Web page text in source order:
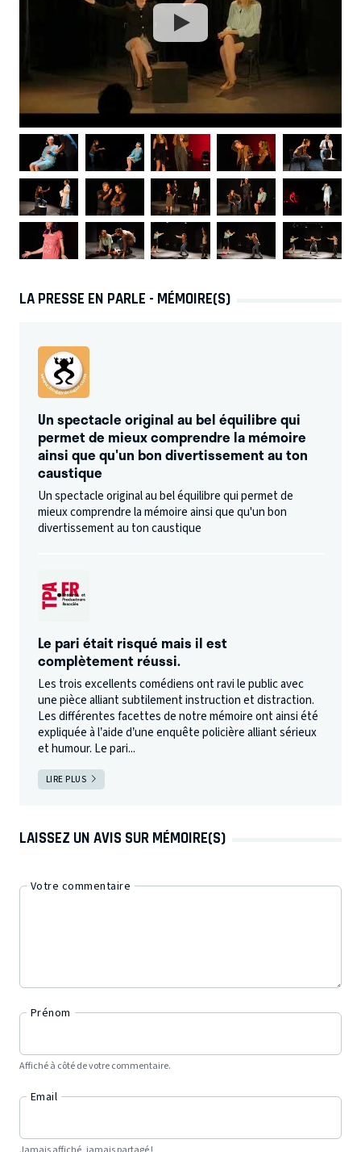
LA PRESSE EN PARLE - MÉMOIRE(S)
Un spectacle original au bel équilibre qui
permet de mieux comprendre la mémoire
ainsi que qu'un bon divertissement au ton
caustique
Un spectacle original au bel équilibre qui permet de
mieux comprendre la mémoire ainsi que qu'un bon
divertissement au ton caustique
Le pari était risqué mais il est
complètement réussi.
Les trois excellents comédiens ont ravi le public avec
une pièce alliant subtilement instruction et distraction.
Les différentes facettes de notre mémoire ont ainsi été
expliquée à l’aide d’une enquête policière alliant sérieux
et humour. Le pari...
LIRE PLUS
LAISSEZ UN AVIS SUR MÉMOIRE(S)
Votre commentaire
Prénom
Affiché à côté de votre commentaire.
Email